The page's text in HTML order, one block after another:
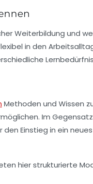
Weiterbildung und
in den
Methoden und Wissen
Im
Einstieg in ein
hier strukturierte